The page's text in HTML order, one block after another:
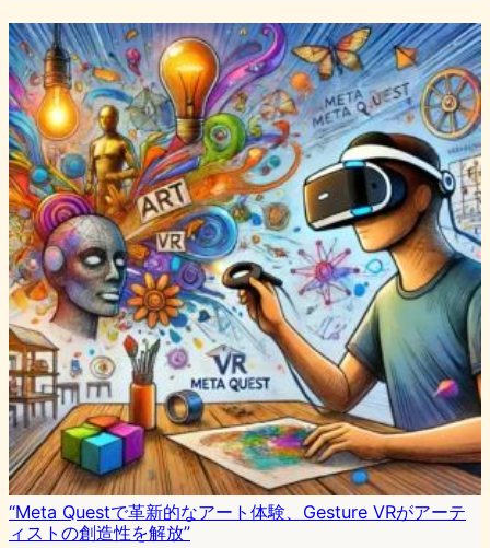
“Meta Questで革新的なアート体験、Gesture VRがアーテ
ィストの創造性を解放”